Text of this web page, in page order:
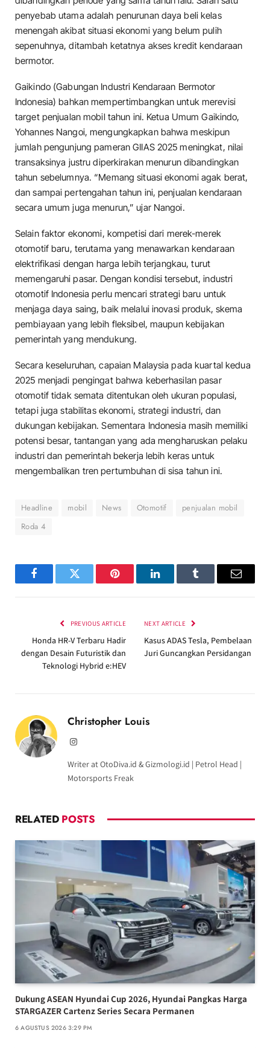
penyebab utama adalah penurunan daya beli kelas
menengah akibat situasi ekonomi yang belum pulih
sepenuhnya, ditambah ketatnya akses kredit kendaraan
bermotor.
Gaikindo (Gabungan Industri Kendaraan Bermotor
Indonesia) bahkan mempertimbangkan untuk merevisi
target penjualan mobil tahun ini. Ketua Umum Gaikindo,
Yohannes Nangoi, mengungkapkan bahwa meskipun
jumlah pengunjung pameran GIIAS 2025 meningkat, nilai
transaksinya justru diperkirakan menurun dibandingkan
tahun sebelumnya. “Memang situasi ekonomi agak berat,
dan sampai pertengahan tahun ini, penjualan kendaraan
secara umum juga menurun,” ujar Nangoi.
Selain faktor ekonomi, kompetisi dari merek-merek
otomotif baru, terutama yang menawarkan kendaraan
elektrifikasi dengan harga lebih terjangkau, turut
memengaruhi pasar. Dengan kondisi tersebut, industri
otomotif Indonesia perlu mencari strategi baru untuk
menjaga daya saing, baik melalui inovasi produk, skema
pembiayaan yang lebih fleksibel, maupun kebijakan
pemerintah yang mendukung.
Secara keseluruhan, capaian Malaysia pada kuartal kedua
2025 menjadi pengingat bahwa keberhasilan pasar
otomotif tidak semata ditentukan oleh ukuran populasi,
tetapi juga stabilitas ekonomi, strategi industri, dan
dukungan kebijakan. Sementara Indonesia masih memiliki
potensi besar, tantangan yang ada mengharuskan pelaku
industri dan pemerintah bekerja lebih keras untuk
mengembalikan tren pertumbuhan di sisa tahun ini.
Headline mobil News Otomotif
penjualan mobil
Roda 4
FacebookTwitter Pinterest LinkedInTumblr Email
PREVIOUS ARTICLE
Honda HR-V Terbaru Hadir
dengan Desain Futuristik dan
Teknologi Hybrid e:HEV
NEXT ARTICLE
Kasus ADAS Tesla, Pembelaan
Juri Guncangkan Persidangan
Christopher Louis
Instagram
Writer at OtoDiva.id & Gizmologi.id | Petrol Head |
Motorsports Freak
RELATED POSTS
Dukung ASEAN Hyundai Cup 2026, Hyundai Pangkas Harga
STARGAZER Cartenz Series Secara Permanen
6 AGUSTUS 2026 3:29 PM